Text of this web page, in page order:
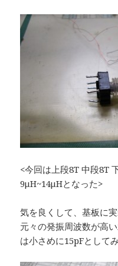
<今回は上段8T 中段
9μH~14μHとなった>
気を良くして、基板に
元々の発振周波数が高
は小さめに15pFとして